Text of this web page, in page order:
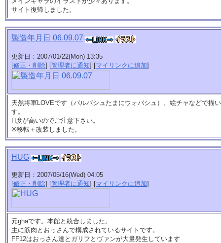
サイト復帰しました。
製造年月日 06.09.07
更新日：2007/01/22(Mon) 13:35
[修正・削除] [管理者に通知] [マイリンクに追加]
天然将軍LOVEです（バルバシュたまにウォバシュ）。絵チャなどで描
す。
H度が高いのでご注意下さい。
※移転＋改装しました。
HUG
更新日：2007/05/16(Wed) 04:05
[修正・削除] [管理者に通知] [マイリンクに追加]
元ghaです。本館と統合しました。
主に筋肉とおっさんで構成されているサイトです。
FF12はおっさん達とガリフとヴァンが大量発生しています